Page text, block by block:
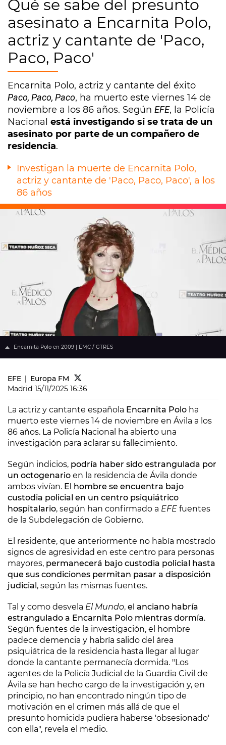
Qué se sabe del presunto
asesinato a Encarnita Polo,
actriz y cantante de 'Paco,
Paco, Paco'
Encarnita Polo, actriz y cantante del éxito
Paco, Paco, Paco, ha muerto este viernes 14 de
noviembre a los 86 años. Según EFE, la Policía
Nacional está investigando si se trata de un
asesinato por parte de un compañero de
residencia.
Investigan la muerte de Encarnita Polo,
actriz y cantante de 'Paco, Paco, Paco', a los
86 años
Encarnita Polo en 2009 | EMC / GTRES
EFE
Europa FM
Madrid 15/11/2025 16:36
La actriz y cantante española Encarnita Polo ha
muerto este viernes 14 de noviembre en Ávila a los
86 años. La Policía Nacional ha abierto una
investigación para aclarar su fallecimiento.
Según indicios, podría haber sido estrangulada por
un octogenario en la residencia de Ávila donde
ambos vivían. El hombre se encuentra bajo
custodia policial en un centro psiquiátrico
hospitalario, según han confirmado a EFE fuentes
de la Subdelegación de Gobierno.
El residente, que anteriormente no había mostrado
signos de agresividad en este centro para personas
mayores, permanecerá bajo custodia policial hasta
que sus condiciones permitan pasar a disposición
judicial, según las mismas fuentes.
Tal y como desvela El Mundo, el anciano habría
estrangulado a Encarnita Polo mientras dormía.
Según fuentes de la investigación, el hombre
padece demencia y habría salido del área
psiquiátrica de la residencia hasta llegar al lugar
donde la cantante permanecía dormida. "Los
agentes de la Policía Judicial de la Guardia Civil de
Ávila se han hecho cargo de la investigación y, en
principio, no han encontrado ningún tipo de
motivación en el crimen más allá de que el
presunto homicida pudiera haberse 'obsesionado'
con ella", revela el medio.